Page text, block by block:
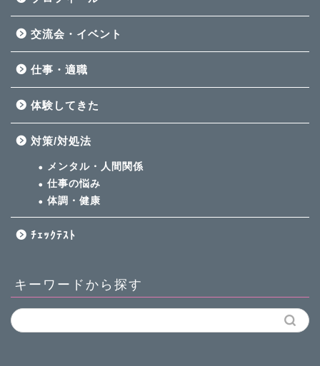
交流会・イベント
仕事・適職
体験してきた
対策/対処法
メンタル・人間関係
仕事の悩み
体調・健康
ﾁｪｯｸﾃｽﾄ
キーワードから探す